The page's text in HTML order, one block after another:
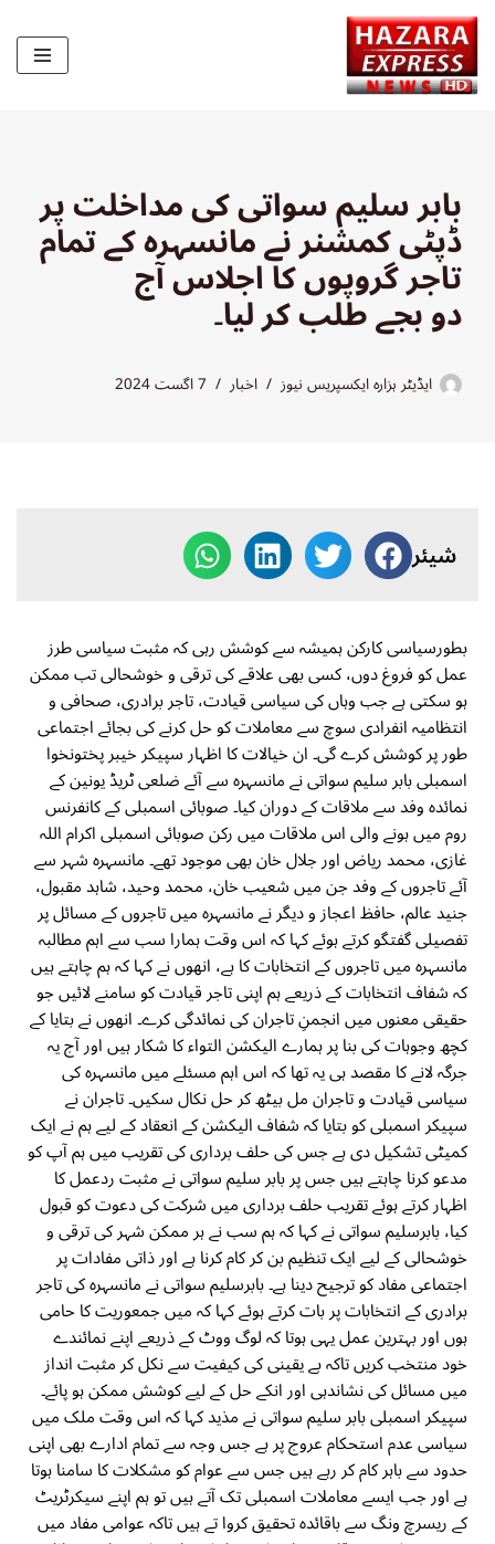
Skip
to
بابر سلیم سواتی کی مداخلت پر
ڈپٹی کمشنر نے مانسہرہ کے تمام
تاجر گروپوں کا اجلاس آج
دو بجے طلب کر لیا۔
ایڈیٹر ہزارہ ایکسپریس نیوز اخبار 7 اگست 2024
شیئر
بطورسیاسی کارکن ہمیشہ سے کوشش رہی کہ مثبت سیاسی طرز
عمل کو فروغ دوں، کسی بھی علاقے کی ترقی و خوشحالی تب ممکن
ہو سکتی ہے جب وہاں کی سیاسی قیادت، تاجر برادری، صحافی و
انتظامیہ انفرادی سوچ سے معاملات کو حل کرنے کی بجائے اجتماعی
طور پر کوشش کرے گی۔ ان خیالات کا اظہار سپیکر خیبر پختونخوا
اسمبلی بابر سلیم سواتی نے مانسہرہ سے آئے ضلعی ٹریڈ یونین کے
نمائدہ وفد سے ملاقات کے دوران کیا۔ صوبائی اسمبلی کے کانفرنس
روم میں ہونے والی اس ملاقات میں رکن صوبائی اسمبلی اکرام اللہ
غازی، محمد ریاض اور جلال خان بھی موجود تھے۔ مانسہرہ شہر سے
آئے تاجروں کے وفد جن میں شعیب خان، محمد وحید، شاہد مقبول،
جنید عالم، حافظ اعجاز و دیگر نے مانسہرہ میں تاجروں کے مسائل پر
تفصیلی گفتگو کرتے ہوئے کہا کہ اس وقت ہمارا سب سے اہم مطالبہ
مانسہرہ میں تاجروں کے انتخابات کا ہے، انھوں نے کہا کہ ہم چاہتے ہیں
کہ شفاف انتخابات کے ذریعے ہم اپنی تاجر قیادت کو سامنے لائیں جو
حقیقی معنوں میں انجمنِ تاجران کی نمائدگی کرے۔ انھوں نے بتایا کے
کچھ وجوہات کی بنا پر ہمارے الیکشن التواء کا شکار ہیں اور آج یہ
جرگہ لانے کا مقصد ہی یہ تھا کہ اس اہم مسئلے میں مانسہرہ کی
سیاسی قیادت و تاجران مل بیٹھ کر حل نکال سکیں۔ تاجران نے
سپیکر اسمبلی کو بتایا کہ شفاف الیکشن کے انعقاد کے لیے ہم نے ایک
کمیٹی تشکیل دی ہے جس کی حلف برداری کی تقریب میں ہم آپ کو
مدعو کرنا چاہتے ہیں جس پر بابر سلیم سواتی نے مثبت ردعمل کا
اظہار کرتے ہوئے تقریب حلف برداری میں شرکت کی دعوت کو قبول
کیا، بابرسلیم سواتی نے کہا کہ ہم سب نے ہر ممکن شہر کی ترقی و
خوشحالی کے لیے ایک تنظیم بن کر کام کرنا ہے اور ذاتی مفادات پر
اجتماعی مفاد کو ترجیح دینا ہے۔ بابرسلیم سواتی نے مانسہرہ کی تاجر
برادری کے انتخابات پر بات کرتے ہوئے کہا کہ میں جمعوریت کا حامی
ہوں اور بہترین عمل یہی ہوتا کہ لوگ ووٹ کے ذریعے اپنے نمائندے
خود منتخب کریں تاکہ بے یقینی کی کیفیت سے نکل کر مثبت انداز
میں مسائل کی نشاندہی اور انکے حل کے لیے کوشش ممکن ہو پائے۔
سپیکر اسمبلی بابر سلیم سواتی نے مذید کہا کہ اس وقت ملک میں
سیاسی عدم استحکام عروج پر ہے جس وجہ سے تمام ادارے بھی اپنی
حدود سے باہر کام کر رہے ہیں جس سے عوام کو مشکلات کا سامنا ہوتا
ہے اور جب ایسے معاملات اسمبلی تک آتے ہیں تو ہم اپنے سیکرٹریٹ
کے ریسرچ ونگ سے باقائدہ تحقیق کروا تے ہیں تاکہ عوامی مفاد میں